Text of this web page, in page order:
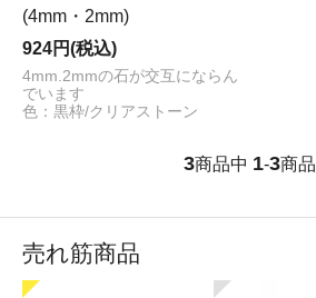
(4mm・2mm)
924円(税込)
4mm.2mmの石が交互にならん
でいます
色：黒枠/クリアストーン
3商品中 1-3商品
売れ筋商品